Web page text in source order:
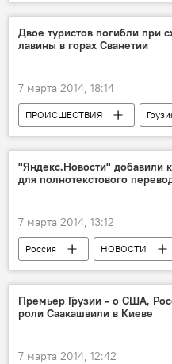
Двое туристов погибли при
лавины в горах Сванетии
7 марта 2014, 18:14
ПРОИСШЕСТВИЯ
НОВОСТИ
"Яндекс.Новости" добавили
для полнотекстового
7 марта 2014, 13:12
Россия НОВОСТИ
Премьер Грузии - о США,
роли Саакашвили в Киеве
7 марта 2014, 12:42